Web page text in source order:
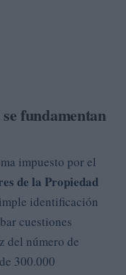
fundamentan
impuesto por el
de la Propiedad
identificación
cuestiones
del número de
300.000